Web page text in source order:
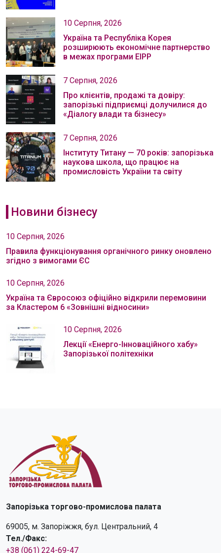
10 Серпня, 2026
Україна та Республіка Корея
розширюють економічне партнерство
в межах програми EIPP
7 Серпня, 2026
Про клієнтів, продажі та довіру:
запорізькі підприємці долучилися до
«Діалогу влади та бізнесу»
7 Серпня, 2026
Інституту Титану — 70 років: запорізька
наукова школа, що працює на
промисловість України та світу
Новини бізнесу
10 Серпня, 2026
Правила функціонування органічного ринку оновлено
згідно з вимогами ЄС
10 Серпня, 2026
Україна та Євросоюз офіційно відкрили перемовини
за Кластером 6 «Зовнішні відносини»
10 Серпня, 2026
Лекції «Енерго-Інноваційного хабу»
Запорізької політехніки
Запорізька торгово-промислова палата
69005, м. Запоріжжя, бул. Центральний, 4
Тел./Факс:
+38 (061) 224-69-47